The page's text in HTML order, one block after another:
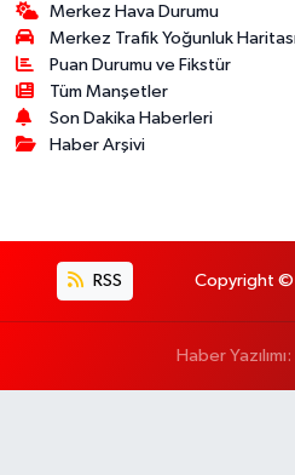
Merkez Hava Durumu
Merkez Trafik Yoğunluk
Puan Durumu ve Fikstür
Tüm Manşetler
Son Dakika Haberleri
Haber Arşivi
RSS Copyright ©
Haber Yazılımı: